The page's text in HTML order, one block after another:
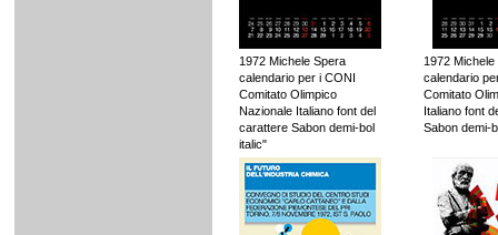
1972 Michele Spera
calendario per i CONI
Comitato Olimpico
Nazionale Italiano font del
carattere Sabon demi-bol
italic"
1972 Michele
calendario
Comitato
Italiano font
Sabon demi-